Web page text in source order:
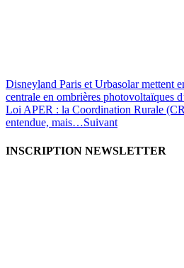
Disneyland Paris et Urbasolar mettent
centrale en ombrières photovoltaïques
Loi APER : la Coordination Rurale
entendue, mais…Suivant
INSCRIPTION NEWSLETTER